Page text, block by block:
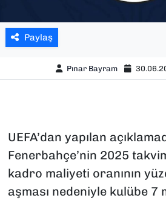
Paylaş
Pınar Bayram
UEFA’dan yapılan
Fenerbahçe’nin 2025
kadro maliyeti oranının
aşması nedeniyle kulübe
YEREL YÖNETİMLER